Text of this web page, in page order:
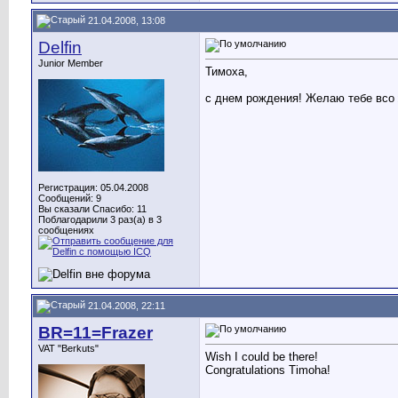
21.04.2008, 13:08
Delfin
Junior Member
Регистрация: 05.04.2008
Сообщений: 9
Вы сказали Спасибо: 11
Поблагодарили 3 раз(а) в 3
сообщениях
Тимоха,
с днем рождения! Желаю тебе всо
21.04.2008, 22:11
BR=11=Frazer
VAT "Berkuts"
Wish I could be there!
Congratulations Timoha!